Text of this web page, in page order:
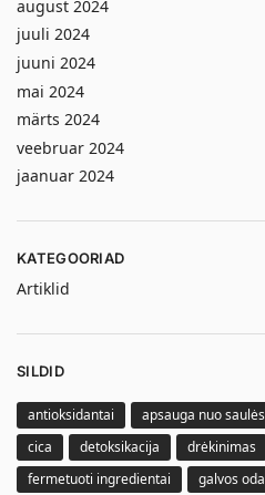
august 2024
juuli 2024
juuni 2024
mai 2024
märts 2024
veebruar 2024
jaanuar 2024
KATEGOORIAD
Artiklid
SILDID
antioksidantai apsauga nuo saulės
cica
detoksikacija drėkinimas
fermetuoti ingredientai
galvos oda